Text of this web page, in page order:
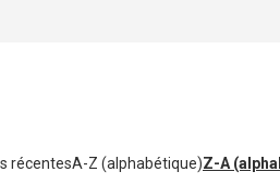
récentesA-Z (alphabétique)Z-A